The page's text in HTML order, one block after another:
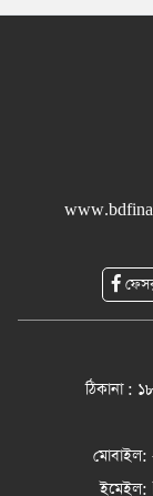
ঠিকানা :
ইমেইল: